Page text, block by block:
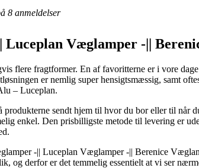
8 anmeldelser
Væglamper -||
flere fragtformer. En af favoritterne er i vore
er nemlig super hensigtsmæssig, samt
– Luceplan.
sendt hjem til hvor du bor eller til når
enkel. Den prisbilligste metode til levering er
-|| Luceplan Væglamper -|| Berenice
og derfor er det temmelig essentielt at vi ser